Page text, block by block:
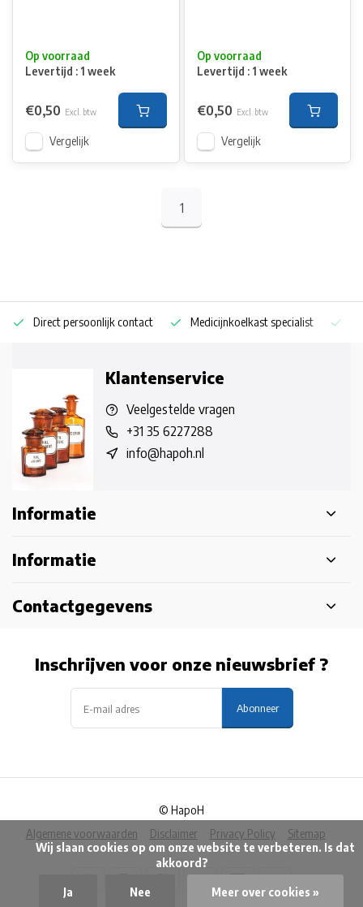
Op voorraad
Levertijd : 1 week
€0,50 Excl. btw
Vergelijk
Op voorraad
Levertijd : 1 week
€0,50 Excl. btw
Vergelijk
1
Direct persoonlijk contact Medicijnkoelkast specialist
Klantenservice
Veelgestelde vragen
+31 35 6227288
info@hapoh.nl
Informatie
Informatie
Contactgegevens
Inschrijven voor onze nieuwsbrief ?
Abonneer
Algemene voorwaarden Disclaimer Privacy Policy Sitemap
© HapoH
akkoord?
Ja Nee Meer over cookies »